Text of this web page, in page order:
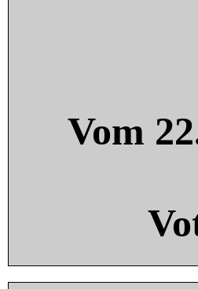
Vom